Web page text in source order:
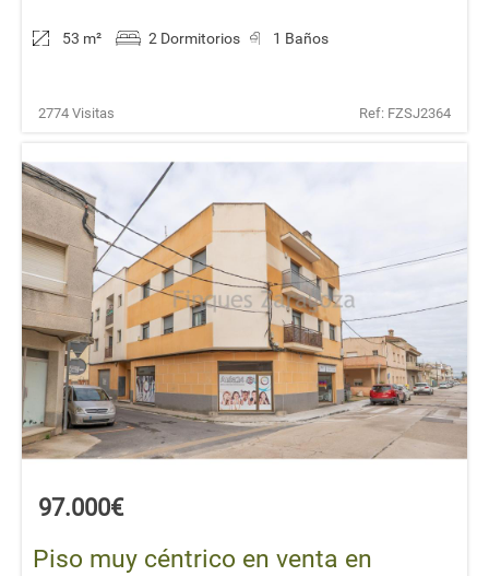
53 m² 2 Dormitorios 1 Baños
2774 Visitas Ref: FZSJ2364
97.000€
Piso muy céntrico en venta en